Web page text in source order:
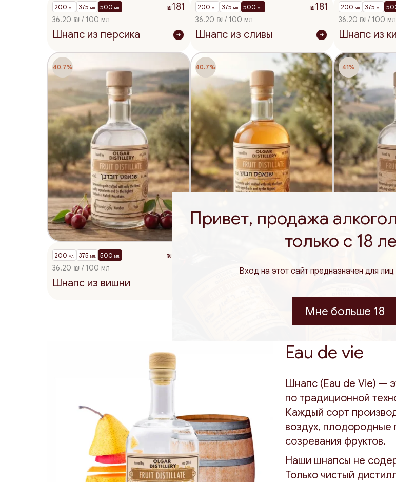
500 мл.
375 мл.
200 мл. ₪181
36.20 ₪ / 100 мл
Шнапс из персика
500 мл.
375 мл.
200 мл. ₪181
36.20 ₪ / 100 мл
Шнапс из сливы
375 мл.
200 мл.
36.20 ₪ / 100 мл
Шнапс из
40.7%
500 мл.
375 мл.
200 мл. ₪
36.20 ₪ / 100 мл
Шнапс из вишни
40.7%
36.20 ₪ / 100 мл
41%
32.60 ₪ / 100 мл
Eau de vie
Шнапс (Eau de Vie) —
по традиционной
Каждый сорт
воздух, плодородные
созревания фруктов.
Наши шнапсы не
Только чистый
Привет, продажа
только с 18
Вход на этот сайт предназначен для лиц
Мне больше 18